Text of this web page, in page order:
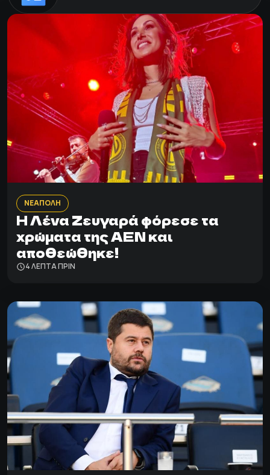
ΝΕΑΠΟΛΗ
Η Λένα Ζευγαρά φόρεσε τα
χρώματα της ΑΕΝ και
αποθεώθηκε!
4 ΛΕΠΤΑ ΠΡΙΝ